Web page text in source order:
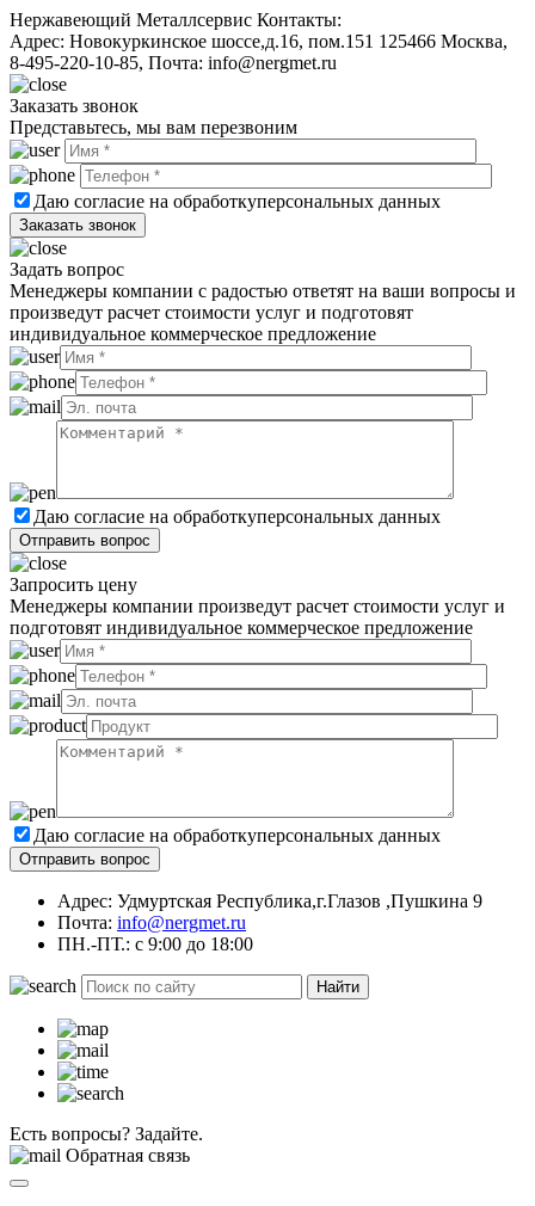
Нержавеющий Металлсервис Контакты:
Адрес: Новокуркинское шоссе,д.16, пом.151 125466 Москва,
8-495-220-10-85, Почта: info@nergmet.ru
Заказать звонок
Представьтесь, мы вам перезвоним
Даю согласие на обработкуперсональных данных
Задать вопрос
Менеджеры компании с радостью ответят на ваши вопросы и
произведут расчет стоимости услуг и подготовят
индивидуальное коммерческое предложение
Даю согласие на обработкуперсональных данных
Запросить цену
Менеджеры компании произведут расчет стоимости услуг и
подготовят индивидуальное коммерческое предложение
Даю согласие на обработкуперсональных данных
Адрес: Удмуртская Республика,г.Глазов ,Пушкина 9
Почта: info@nergmet.ru
ПН.-ПТ.: с 9:00 до 18:00
Найти
Есть вопросы? Задайте.
Обратная связь